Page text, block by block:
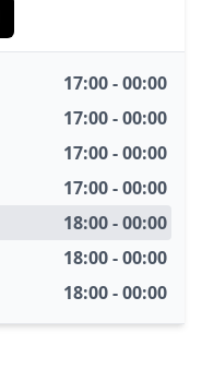
17:00 - 00:00
17:00 - 00:00
17:00 - 00:00
17:00 - 00:00
18:00 - 00:00
18:00 - 00:00
18:00 - 00:00